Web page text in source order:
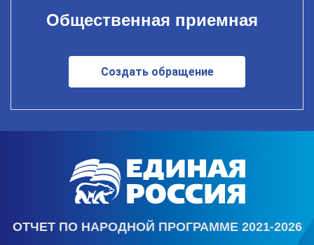
Общественная приемная
Создать обращение
ОТЧЕТ ПО НАРОДНОЙ ПРОГРАММЕ 2021-2026